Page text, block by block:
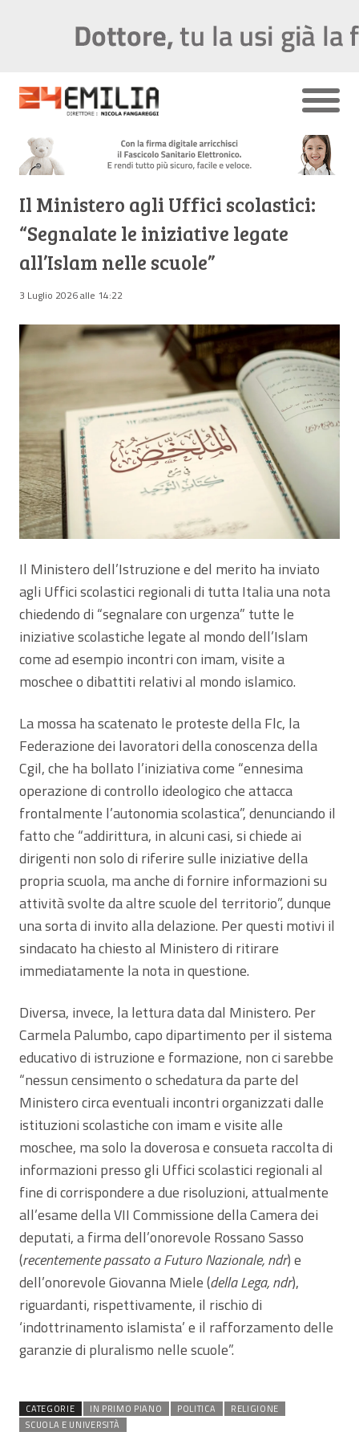
Il Ministero agli Uffici scolastici:
“Segnalate le iniziative legate
all’Islam nelle scuole”
3 Luglio 2026 alle 14:22
Il Ministero dell’Istruzione e del merito ha inviato
agli Uffici scolastici regionali di tutta Italia una nota
chiedendo di “segnalare con urgenza” tutte le
iniziative scolastiche legate al mondo dell’Islam
come ad esempio incontri con imam, visite a
moschee o dibattiti relativi al mondo islamico.
La mossa ha scatenato le proteste della Flc, la
Federazione dei lavoratori della conoscenza della
Cgil, che ha bollato l’iniziativa come “ennesima
operazione di controllo ideologico che attacca
frontalmente l’autonomia scolastica”, denunciando il
fatto che “addirittura, in alcuni casi, si chiede ai
dirigenti non solo di riferire sulle iniziative della
propria scuola, ma anche di fornire informazioni su
attività svolte da altre scuole del territorio”, dunque
una sorta di invito alla delazione. Per questi motivi il
sindacato ha chiesto al Ministero di ritirare
immediatamente la nota in questione.
Diversa, invece, la lettura data dal Ministero. Per
Carmela Palumbo, capo dipartimento per il sistema
educativo di istruzione e formazione, non ci sarebbe
“nessun censimento o schedatura da parte del
Ministero circa eventuali incontri organizzati dalle
istituzioni scolastiche con imam e visite alle
moschee, ma solo la doverosa e consueta raccolta di
informazioni presso gli Uffici scolastici regionali al
fine di corrispondere a due risoluzioni, attualmente
all’esame della VII Commissione della Camera dei
deputati, a firma dell’onorevole Rossano Sasso
(recentemente passato a Futuro Nazionale, ndr) e
dell’onorevole Giovanna Miele (della Lega, ndr),
riguardanti, rispettivamente, il rischio di
‘indottrinamento islamista’ e il rafforzamento delle
garanzie di pluralismo nelle scuole”.
CATEGORIE IN PRIMO PIANO POLITICA
RELIGIONE
SCUOLA E UNIVERSITÀ